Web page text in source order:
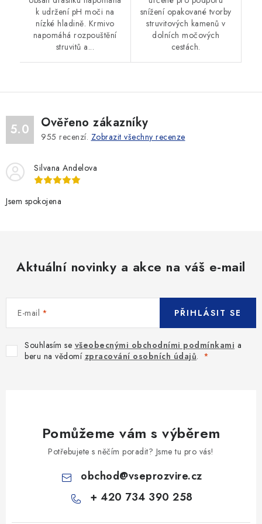
k udržení pH moči na
nízké hladině. Krmivo
napomáhá rozpouštění
struvitů a...
snížení opakované tvorby
struvitových kamenů v
dolních močových
cestách.
5.0 Ověřeno zákazníky
955 recenzí. Zobrazit všechny recenze
Silvana Andelova
Jsem spokojena
Aktuální novinky a akce na váš e-mail
E-mail
Souhlasím se všeobecnými obchodními podmínkami a
beru na vědomí zpracování osobních údajů.
PŘIHLÁSIT SE
Pomůžeme vám s výběrem
Potřebujete s něčím poradit? Jsme tu pro vás!
obchod@vseprozvire.cz
+ 420 734 390 258